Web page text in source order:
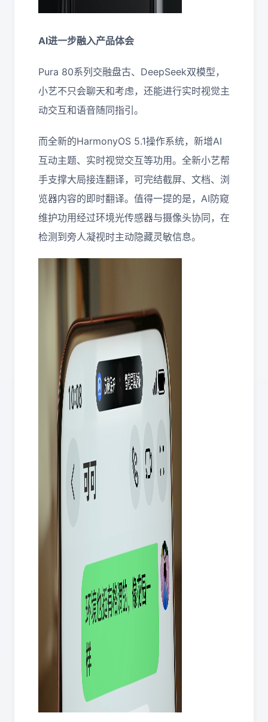
AI进一步融入产品体会
Pura 80系列交融盘古、DeepSeek双模型，
小艺不只会聊天和考虑，还能进行实时视觉主
动交互和语音随同指引。
而全新的HarmonyOS 5.1操作系统，新增AI
互动主题、实时视觉交互等功用。全新小艺帮
手支撑大局接连翻译，可完结截屏、文档、浏
览器内容的即时翻译。值得一提的是，AI防窥
维护功用经过环境光传感器与摄像头协同，在
检测到旁人凝视时主动隐藏灵敏信息。